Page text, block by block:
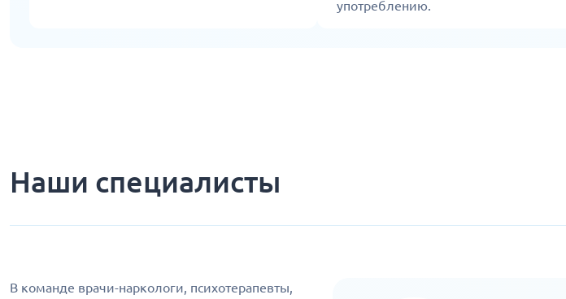
употреблению.
Наши специалисты
В команде врачи-наркологи, психотерапевты,